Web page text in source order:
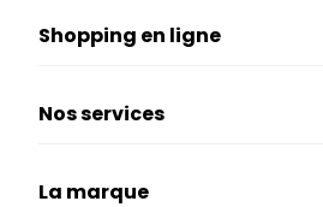
Shopping en ligne
Nos services
La marque